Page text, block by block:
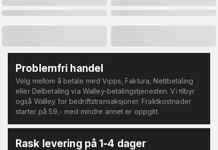
Problemfri handel
Velg mellom å betale med Vipps, Faktura, Nettbetaling
eller Delbetaling via Walley-betalingstjenesten. Vi tilbyr
også Walley for bedriftstransaksjoner. Fraktkostnader
starter på 59,- med mindre annet er oppgitt.
Rask levering på 1-4 dager